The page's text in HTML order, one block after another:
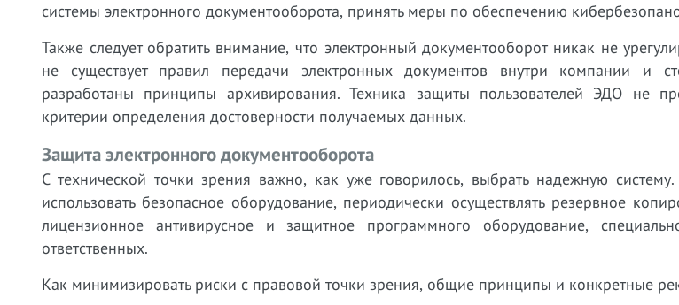
системы электронного документооборота, принять меры по обеспечению
Также следует обратить внимание, что электронный документооборот никак не
не существует правил передачи электронных документов внутри компании и
разработаны принципы архивирования. Техника защиты пользователей ЭДО не
критерии определения достоверности получаемых данных.
Защита электронного документооборота
С технической точки зрения важно, как уже говорилось, выбрать надежную
использовать безопасное оборудование, периодически осуществлять резервное
лицензионное антивирусное и защитное программного оборудование,
ответственных.
Как минимизировать риски с правовой точки зрения, общие принципы и конкретные